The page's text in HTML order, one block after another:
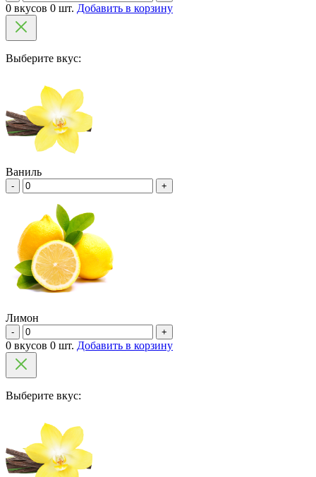
0 вкусов 0 шт. Добавить в корзину
Выберите вкус:
Ваниль
- +
Лимон
- +
0 вкусов 0 шт. Добавить в корзину
Выберите вкус: